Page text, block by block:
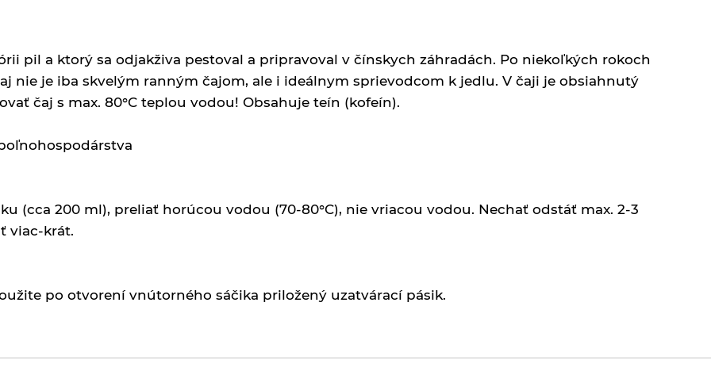
pil a ktorý sa odjakživa pestoval a pripravoval v čínskych záhradách. Po niekoľkých rokoch
nie je iba skvelým ranným čajom, ale i ideálnym sprievodcom k jedlu. V čaji je obsiahnutý
čaj s max. 80°C teplou vodou! Obsahuje teín (kofeín).
(cca 200 ml), preliať horúcou vodou (70-80°C), nie vriacou vodou. Nechať odstáť max. 2-3
viac-krát.
po otvorení vnútorného sáčika priložený uzatvárací pásik.